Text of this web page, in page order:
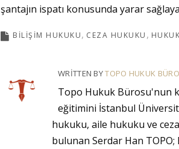
şantajın ispatı konusunda yarar
BILIŞIM HUKUKU CEZA HUKUKU
WRITTEN BYTOPO HUKUK
Topo Hukuk Bürosu'nun
eğitimini İstanbul
hukuku, aile hukuku ve
bulunan Serdar Han